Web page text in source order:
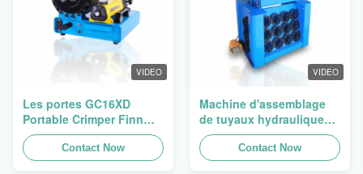
VIDEO
Les portes GC16XD
Portable Crimper Finn
Power P16HP manuel
Crimper câble
hydraulique à vendre
Contact Now
VIDEO
Machine d'assemblage
de tuyaux hydrauliques,
machine de crimpage de
tuyaux, presse de tuyaux
Finn Power Swager
Contact Now